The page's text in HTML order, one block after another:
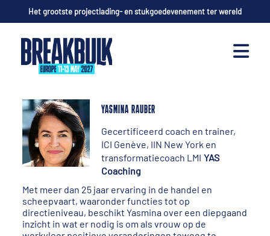
Het grootste projectlading- en stukgoedevenement ter wereld
YASMINA RAUBER
Gecertificeerd coach en trainer,
ICI Genève, IIN New York en
transformatiecoach LMI YAS
Coaching
Met meer dan 25 jaar ervaring in de handel en
scheepvaart, waaronder functies tot op
directieniveau, beschikt Yasmina over een diepgaand
inzicht in wat er nodig is om als vrouw op de